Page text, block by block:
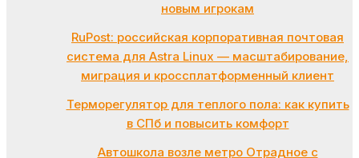
новым игрокам
RuPost: российская корпоративная почтовая
система для Astra Linux — масштабирование,
миграция и кроссплатформенный клиент
Терморегулятор для теплого пола: как купить
в СПб и повысить комфорт
Автошкола возле метро Отрадное с